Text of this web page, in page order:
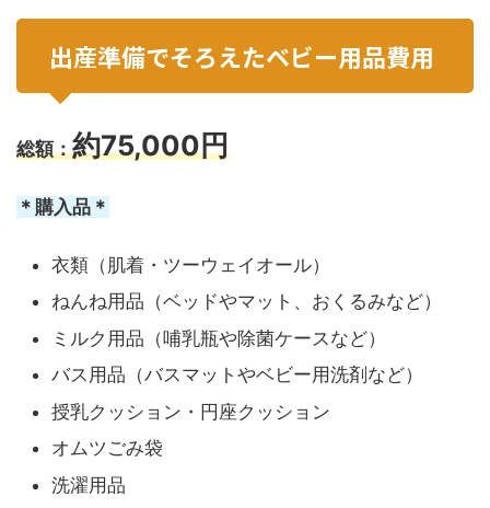
出産準備でそろえたベビー用品費用
総額：約75,000円
＊購入品＊
衣類（肌着・ツーウェイオール）
ねんね用品（ベッドやマット、おくるみなど）
ミルク用品（哺乳瓶や除菌ケースなど）
バス用品（バスマットやベビー用洗剤など）
授乳クッション・円座クッション
オムツごみ袋
洗濯用品